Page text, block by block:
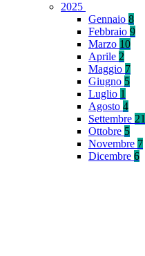
2025
Gennaio 8
Febbraio 9
Marzo 10
Aprile 2
Maggio 7
Giugno 5
Luglio 1
Agosto 4
Settembre 21
Ottobre 5
Novembre 7
Dicembre 6